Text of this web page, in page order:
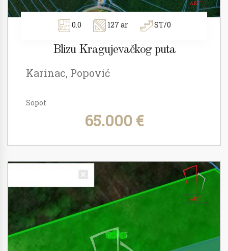
0.0 127 ar ST/0
Blizu Kragujevačkog puta
Karinac, Popović
Sopot
65.000 €